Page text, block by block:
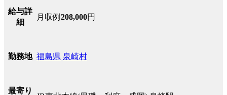
給与詳
細
月収例 208,000円
勤務地 福島県 泉崎村
最寄り